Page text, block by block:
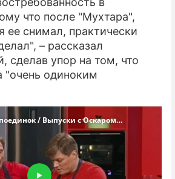
что после "Мухтара",
ее снимал, практически
– рассказал
сделав упор на том, что
одиноким